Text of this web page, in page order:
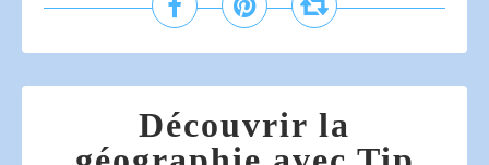
Découvrir la